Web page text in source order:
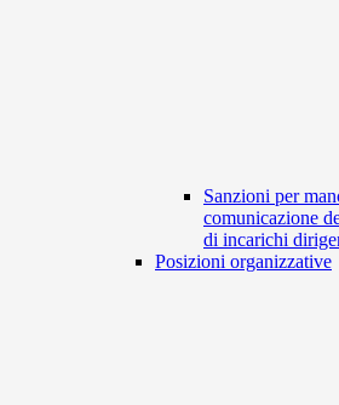
Sanzioni per
comunicazione
di incarichi
Posizioni organizzative